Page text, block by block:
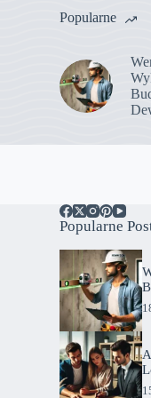
Popularne
Popularne